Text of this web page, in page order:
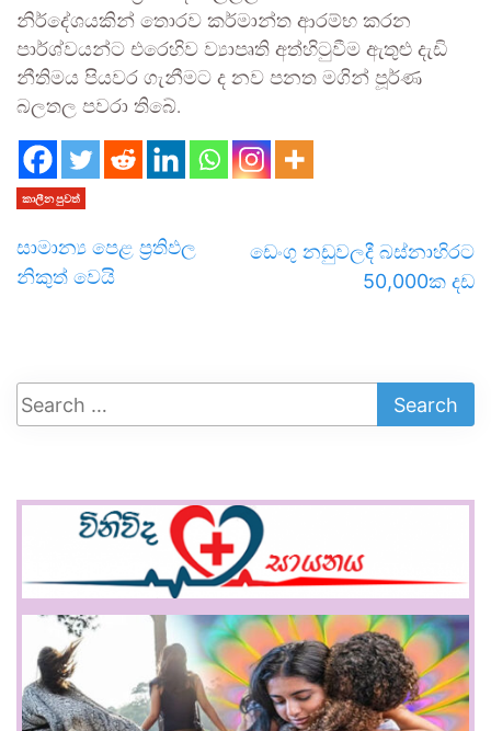
නිර්දේශයකින් තොරව කර්මාන්ත ආරම්භ කරන
පාර්ශ්වයන්ට එරෙහිව ව්‍යාපෘති අත්හිටුවීම ඇතුළු දැඩි
නීතිමය පියවර ගැනීමට ද නව පනත මගින් පූර්ණ
බලතල පවරා තිබේ.
කාලීන පුවත්
සාමාන්‍ය පෙළ ප්‍රතිඵල
නිකුත් වෙයි
ඩෙංගු නඩුවලදී බස්නාහිරට
50,000ක දඩ